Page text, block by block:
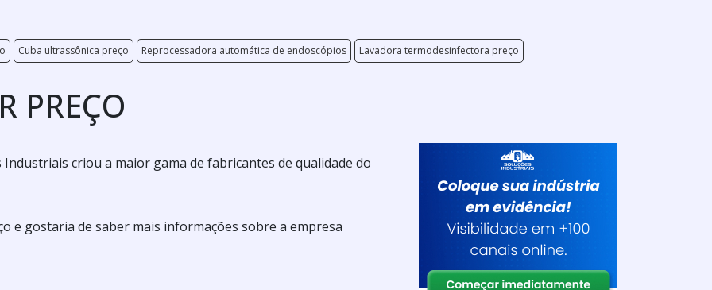
Cuba ultrassônica preço Reprocessadora automática de endoscópios Lavadora termodesinfectora preço
PREÇO
criou a maior gama de fabricantes de qualidade do
e gostaria de saber mais informações sobre a empresa